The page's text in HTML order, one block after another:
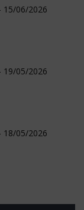
15/06/2026
19/05/2026
18/05/2026